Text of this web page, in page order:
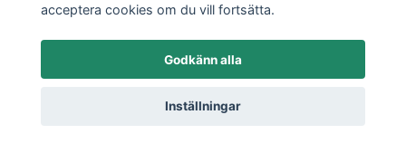
© 2026 Annicas Handelsträdgård
acceptera cookies om du vill fortsätta.
Godkänn alla
Inställningar